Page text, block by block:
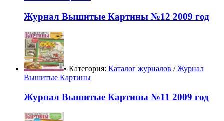
Журнал Вышитые Картины №12 2009 год
• Категория: Каталог журналов /Журнал
Вышитые Картины
Журнал Вышитые Картины №11 2009 год